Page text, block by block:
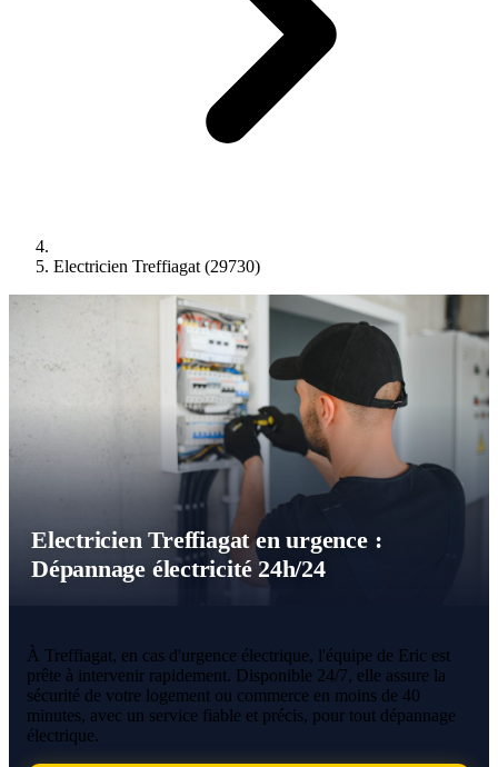
Electricien Treffiagat (29730)
Electricien Treffiagat en urgence :
Dépannage électricité 24h/24
À Treffiagat, en cas d'urgence électrique, l'équipe de Eric est
prête à intervenir rapidement. Disponible 24/7, elle assure la
sécurité de votre logement ou commerce en moins de 40
minutes, avec un service fiable et précis, pour tout dépannage
électrique.